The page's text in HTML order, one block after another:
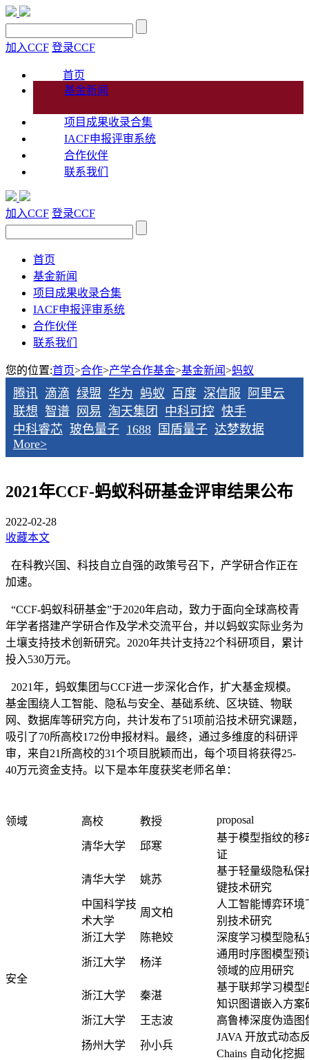
加入CCF 登录CCF
首页
基金新闻
项目成果收录合集
IACF申报评审系统
合作伙伴
联系我们
加入CCF 登录CCF
首页
基金新闻
项目成果收录合集
IACF申报评审系统
合作伙伴
联系我们
您的位置:首页>合作>产学合作基金>基金新闻>蚂蚁
腾讯 滴滴 绿盟 华为 蚂蚁 百度 深信服
阿里云
联想 智谱 网易 淘天集团 中科可控 快手
中科睿芯 玻色量子 1688 国盾量子 达梦数据
More>
2021年CCF-蚂蚁科研基金评审结果公布
2022-02-28
收藏本文
在科教兴国、科技自立自强的政策号召下，产学研合作正在
加速。
“CCF-蚂蚁科研基金”于2020年启动，致力于面向全球高校青
年学者搭建产学研合作及学术交流平台，并以蚂蚁实际业务为
土壤支持技术创新研究。2020年共计支持22个科研项目，累计
投入530万元。
2021年，蚂蚁集团与CCF进一步深化合作，扩大基金规模。
基金围绕人工智能、隐私与安全、基础系统、区块链、物联
网、数据库等研究方向，共计发布了51项前沿技术研究课题，
吸引了70所高校172份申报材料。最终，通过多维度的科研评
审，来自21所高校的31个项目脱颖而出，每个项目将获得25-
40万元资金支持。以下是本年度获奖老师名单：
领域 高校 教授 proposal
安全
清华大学 邱寒
基于模型指纹的移
证
清华大学 姚苏
基于轻量级隐私保
键技术研究
中国科学技
术大学
周文柏
人工智能博弈环
别技术研究
浙江大学
陈艳姣 深度学习模型隐私
浙江大学 杨洋
通用时序图模型预
领域的应用研究
浙江大学 秦湛
基于联邦学习模型
知识图谱嵌入方案
浙江大学
王志波 高鲁棒深度伪造
扬州大学 孙小兵
JAVA 开放式动态
Chains 自动化挖掘